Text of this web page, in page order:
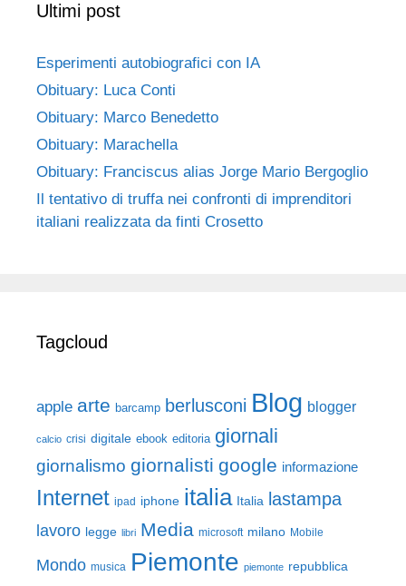
Ultimi post
Esperimenti autobiografici con IA
Obituary: Luca Conti
Obituary: Marco Benedetto
Obituary: Marachella
Obituary: Franciscus alias Jorge Mario Bergoglio
Il tentativo di truffa nei confronti di imprenditori
italiani realizzata da finti Crosetto
Tagcloud
apple arte barcamp berlusconi Blog blogger
calcio crisi digitale ebook editoria giornali
giornalismo giornalisti google informazione
Internet ipad iphone italia Italia lastampa
lavoro legge libri Media microsoft milano Mobile
Mondo musica Piemonte piemonte repubblica